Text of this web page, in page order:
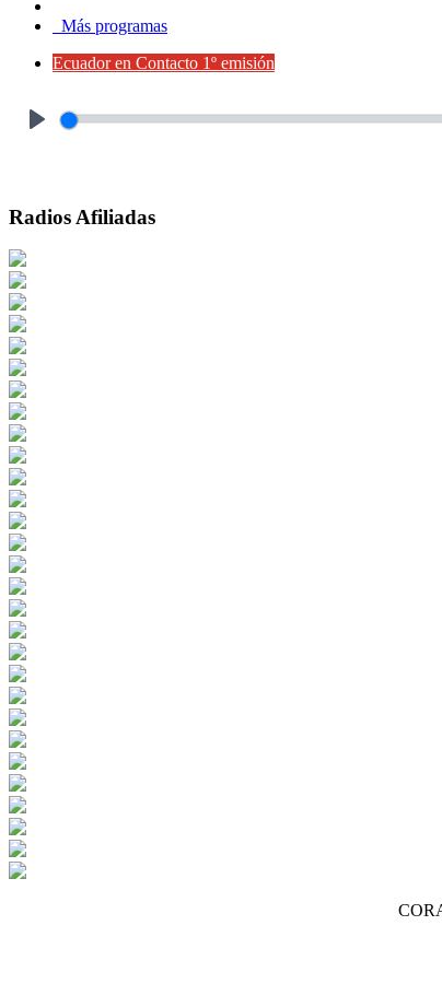
Más programas
Ecuador en Contacto 1º emisión
Radios Afiliadas